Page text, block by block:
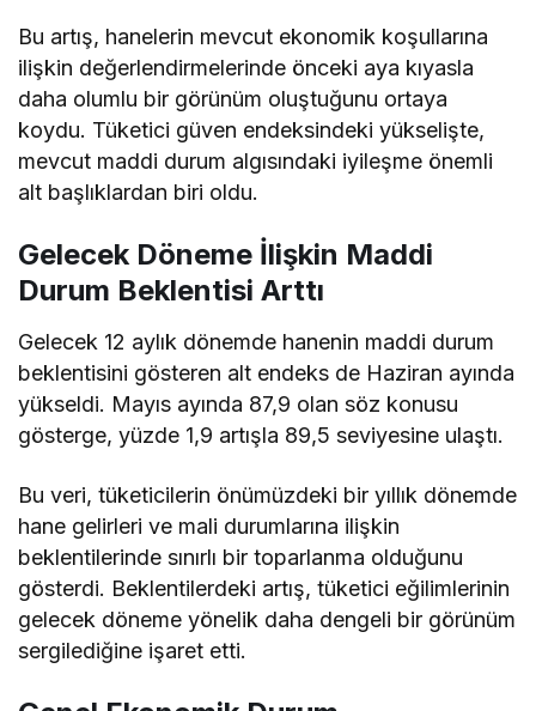
Bu artış, hanelerin mevcut ekonomik koşullarına
ilişkin değerlendirmelerinde önceki aya kıyasla
daha olumlu bir görünüm oluştuğunu ortaya
koydu. Tüketici güven endeksindeki yükselişte,
mevcut maddi durum algısındaki iyileşme önemli
alt başlıklardan biri oldu.
Gelecek Döneme İlişkin Maddi
Durum Beklentisi Arttı
Gelecek 12 aylık dönemde hanenin maddi durum
beklentisini gösteren alt endeks de Haziran ayında
yükseldi. Mayıs ayında 87,9 olan söz konusu
gösterge, yüzde 1,9 artışla 89,5 seviyesine ulaştı.
Bu veri, tüketicilerin önümüzdeki bir yıllık dönemde
hane gelirleri ve mali durumlarına ilişkin
beklentilerinde sınırlı bir toparlanma olduğunu
gösterdi. Beklentilerdeki artış, tüketici eğilimlerinin
gelecek döneme yönelik daha dengeli bir görünüm
sergilediğine işaret etti.